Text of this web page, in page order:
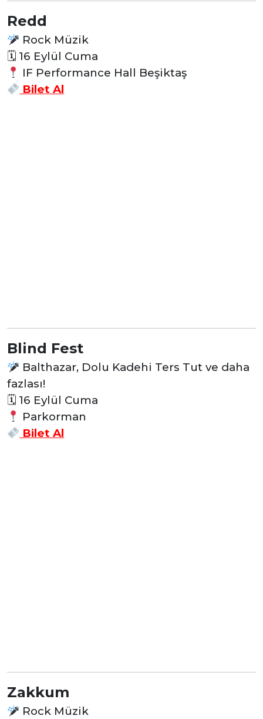
Redd
Rock Müzik
🗓 16 Eylül Cuma
IF Performance Hall Beşiktaş
Bilet Al
Blind Fest
Balthazar, Dolu Kadehi Ters Tut ve daha
fazlası!
🗓 16 Eylül Cuma
Parkorman
Bilet Al
Zakkum
Rock Müzik